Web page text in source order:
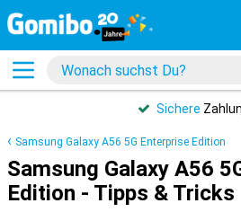
Sichere
Samsung Galaxy A56 5G Enterprise Edition
Samsung Galaxy A56
Edition - Tipps & Tricks